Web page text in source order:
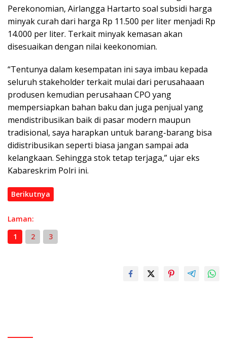
Perekonomian, Airlangga Hartarto soal subsidi harga
minyak curah dari harga Rp 11.500 per liter menjadi Rp
14.000 per liter. Terkait minyak kemasan akan
disesuaikan dengan nilai keekonomian.
“Tentunya dalam kesempatan ini saya imbau kepada
seluruh stakeholder terkait mulai dari perusahaaan
produsen kemudian perusahaan CPO yang
mempersiapkan bahan baku dan juga penjual yang
mendistribusikan baik di pasar modern maupun
tradisional, saya harapkan untuk barang-barang bisa
didistribusikan seperti biasa jangan sampai ada
kelangkaan. Sehingga stok tetap terjaga,” ujar eks
Kabareskrim Polri ini.
Berikutnya
Laman:
1
2 3